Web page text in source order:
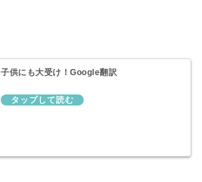
子供にも大受け！Google翻訳